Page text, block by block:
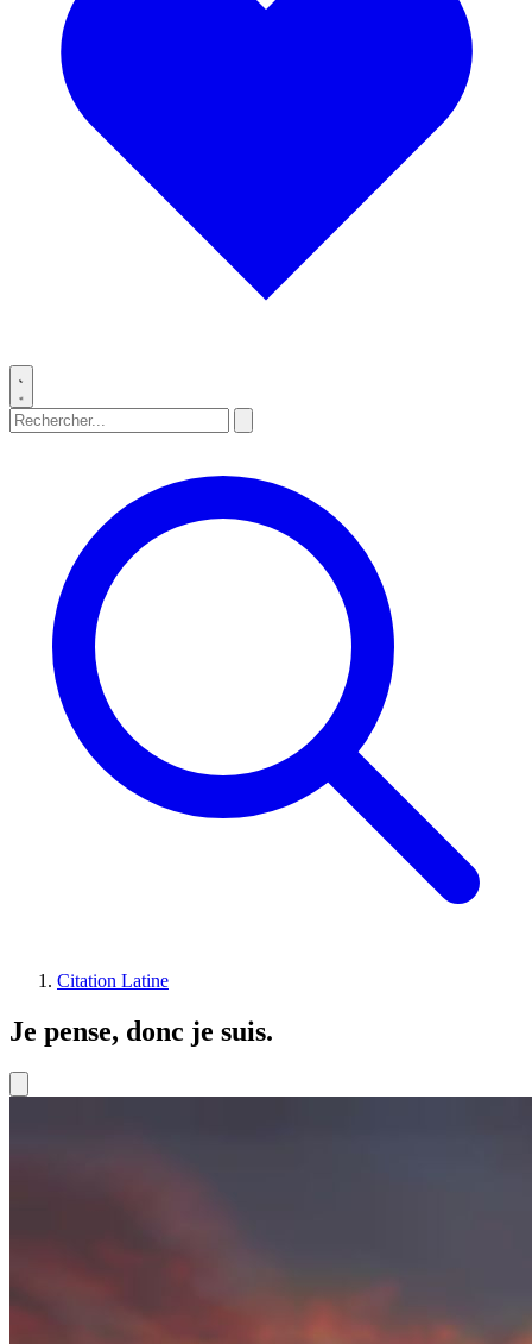
Citation Latine
Je pense, donc je suis.